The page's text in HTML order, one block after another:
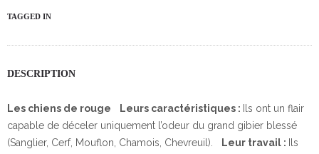
TAGGED IN
DESCRIPTION
Les chiens de rouge Leurs caractéristiques :
Ils ont un flair
capable de déceler uniquement l’odeur du grand gibier blessé
(Sanglier, Cerf, Mouflon, Chamois, Chevreuil).
Leur travail :
Ils